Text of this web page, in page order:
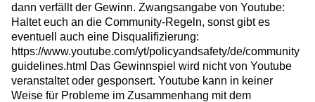
dann verfällt der Gewinn. Zwangsangabe von Youtube:
Haltet euch an die Community-Regeln, sonst gibt es
eventuell auch eine Disqualifizierung:
https://www.youtube.com/yt/policyandsafety/de/community
guidelines.html Das Gewinnspiel wird nicht von Youtube
veranstaltet oder gesponsert. Youtube kann in keiner
Weise für Probleme im Zusammenhang mit dem